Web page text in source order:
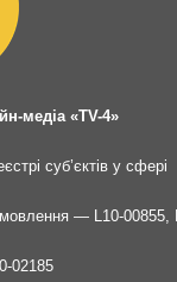
медіа «TV-4»
суб’єктів у сфері
мовлення — L10-00855,
02185